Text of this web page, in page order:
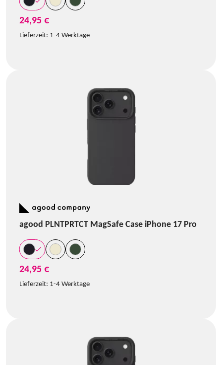
24,95 €
Lieferzeit: 1-4 Werktage
agood PLNTPRTCT MagSafe Case iPhone 17 Pro
24,95 €
Lieferzeit: 1-4 Werktage